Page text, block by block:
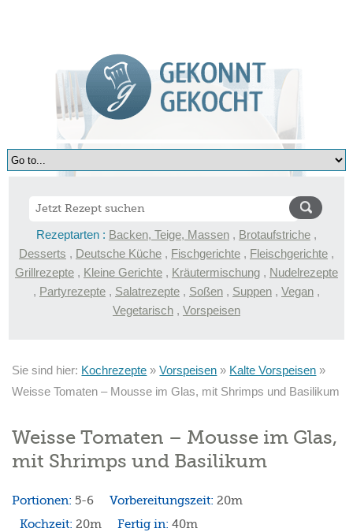
Rezeptarten : Backen, Teige, Massen , Brotaufstriche ,
Desserts , Deutsche Küche , Fischgerichte , Fleischgerichte ,
Grillrezepte , Kleine Gerichte , Kräutermischung , Nudelrezepte
, Partyrezepte , Salatrezepte , Soßen , Suppen , Vegan ,
Vegetarisch , Vorspeisen
Sie sind hier: Kochrezepte »Vorspeisen » Kalte Vorspeisen »
Weisse Tomaten – Mousse im Glas, mit Shrimps und Basilikum
Weisse Tomaten – Mousse im Glas,
mit Shrimps und Basilikum
Portionen:5-6 Vorbereitungszeit:20m
Kochzeit:20m Fertig in:40m